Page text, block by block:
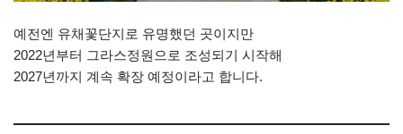
예전엔 유채꽃단지로 유명했던 곳이지만
2022년부터 그라스정원으로 조성되기 시작해
2027년까지 계속 확장 예정이라고 합니다.